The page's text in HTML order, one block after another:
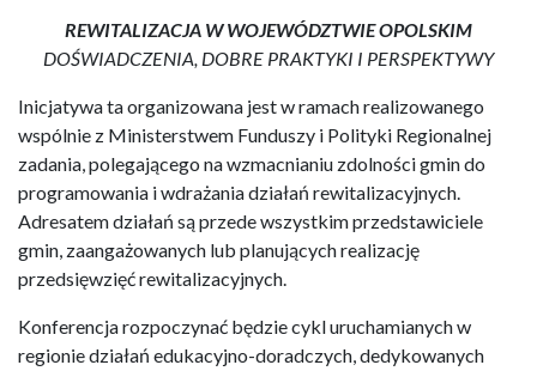
REWITALIZACJA W WOJEWÓDZTWIE OPOLSKIM
DOŚWIADCZENIA, DOBRE PRAKTYKI I PERSPEKTYWY
Inicjatywa ta organizowana jest w ramach realizowanego
wspólnie z Ministerstwem Funduszy i Polityki Regionalnej
zadania, polegającego na wzmacnianiu zdolności gmin do
programowania i wdrażania działań rewitalizacyjnych.
Adresatem działań są przede wszystkim przedstawiciele
gmin, zaangażowanych lub planujących realizację
przedsięwzięć rewitalizacyjnych.
Konferencja rozpoczynać będzie cykl uruchamianych w
regionie działań edukacyjno-doradczych, dedykowanych